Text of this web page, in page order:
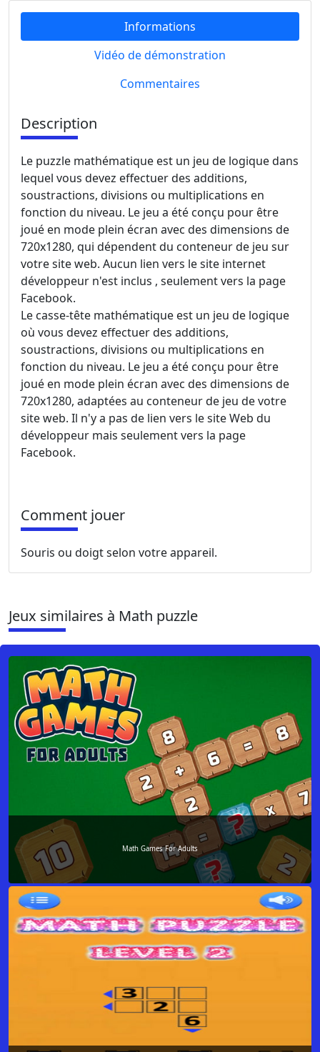
Informations
Vidéo de démonstration
Commentaires
Description
Le puzzle mathématique est un jeu de logique dans
lequel vous devez effectuer des additions,
soustractions, divisions ou multiplications en
fonction du niveau. Le jeu a été conçu pour être
joué en mode plein écran avec des dimensions de
720x1280, qui dépendent du conteneur de jeu sur
votre site web. Aucun lien vers le site internet
développeur n'est inclus , seulement vers la page
Facebook.
Le casse-tête mathématique est un jeu de logique
où vous devez effectuer des additions,
soustractions, divisions ou multiplications en
fonction du niveau. Le jeu a été conçu pour être
joué en mode plein écran avec des dimensions de
720x1280, adaptées au conteneur de jeu de votre
site web. Il n'y a pas de lien vers le site Web du
développeur mais seulement vers la page
Facebook.
Comment jouer
Souris ou doigt selon votre appareil.
Jeux similaires à Math puzzle
Math Games For Adults